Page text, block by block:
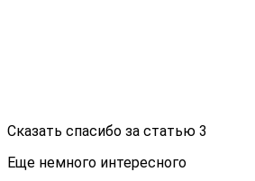
Сказать спасибо за статью 3
Еще немного интересного